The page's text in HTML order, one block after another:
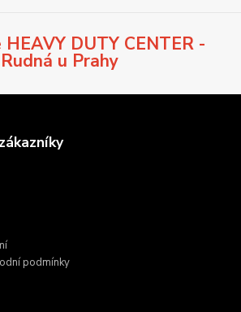
DUTY CENTER -
Rudná u Prahy
podmínky